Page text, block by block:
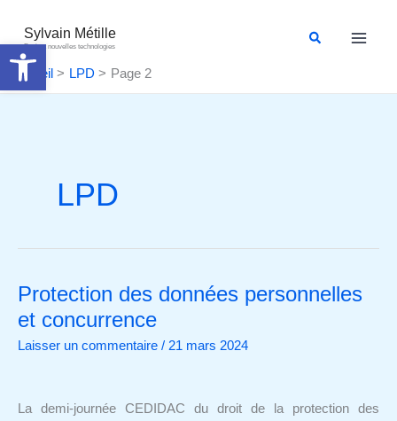
Ouvrir la barre d’outils
contenu
Sylvain Métille
Droit et nouvelles technologies
Rechercher
Accueil LPD Page 2
LPD
Protection des données personnelles
et concurrence
Laisser un commentaire / 21 mars 2024
La demi-journée CEDIDAC du droit de la protection des
Protection
des
personnelles